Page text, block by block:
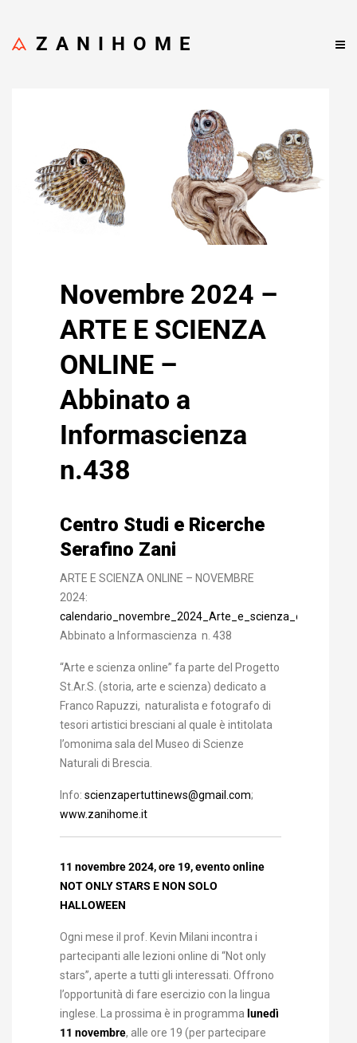
ZANIHOME
Novembre 2024 –
ARTE E SCIENZA
ONLINE –
Abbinato a
Informascienza
n.438
Centro Studi e Ricerche
Serafino Zani
ARTE E SCIENZA ONLINE – NOVEMBRE
2024:
calendario_novembre_2024_Arte_e_scienza_online
Abbinato a Informascienza n. 438
“Arte e scienza online” fa parte del Progetto
St.Ar.S. (storia, arte e scienza) dedicato a
Franco Rapuzzi, naturalista e fotografo di
tesori artistici bresciani al quale è intitolata
l’omonima sala del Museo di Scienze
Naturali di Brescia.
Info: scienzapertuttinews@gmail.com;
www.zanihome.it
11 novembre 2024, ore 19, evento online
NOT ONLY STARS E NON SOLO
HALLOWEEN
Ogni mese il prof. Kevin Milani incontra i
partecipanti alle lezioni online di “Not only
stars”, aperte a tutti gli interessati. Offrono
l’opportunità di fare esercizio con la lingua
inglese. La prossima è in programma lunedì
11 novembre, alle ore 19 (per partecipare